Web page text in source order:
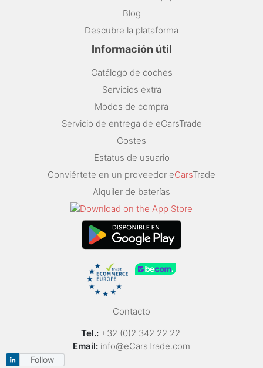
Blog
Descubre la plataforma
Información útil
Catálogo de coches
Servicios extra
Modos de compra
Servicio de entrega de eCarsTrade
Costes
Estatus de usuario
Conviértete en un proveedor eCarsTrade
Alquiler de baterías
Contacto
Tel.: +32 (0)2 342 22 22
Email: info@eCarsTrade.com
Follow